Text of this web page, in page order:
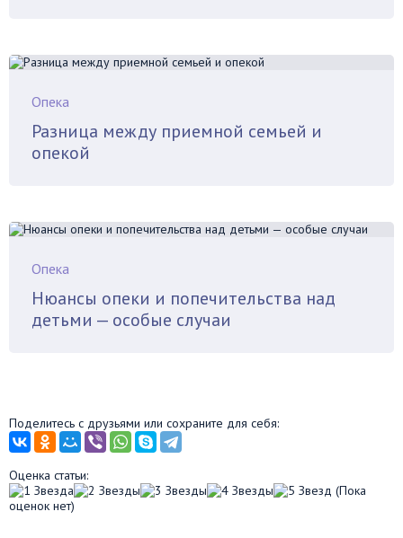
Опека
Разница между приемной семьей и
опекой
Опека
Нюансы опеки и попечительства над
детьми — особые случаи
Поделитесь с друзьями или сохраните для себя:
Оценка статьи:
(Пока
оценок нет)